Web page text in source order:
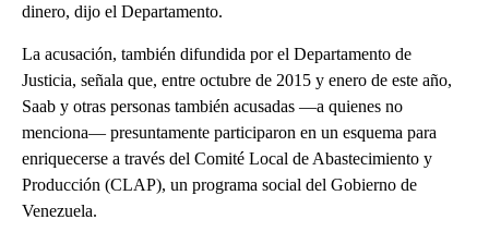
dinero, dijo el Departamento.
La acusación, también difundida por el Departamento de
Justicia, señala que, entre octubre de 2015 y enero de este año,
Saab y otras personas también acusadas —a quienes no
menciona— presuntamente participaron en un esquema para
enriquecerse a través del Comité Local de Abastecimiento y
Producción (CLAP), un programa social del Gobierno de
Venezuela.